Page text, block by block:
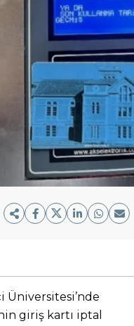
Üniversitesi’nde
giriş kartı iptal